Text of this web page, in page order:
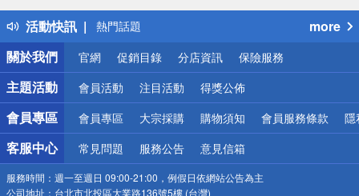
活動快訊
得獎公告
熱門話題
銀行優惠
偏遠地區配送
詐騙網頁！請小心！
more
關於我們
官網 促銷目錄 分店資訊 保險服務
主題活動 會員活動 注目活動 得獎公佈
會員專區 會員專區 大宗採購 購物須知 會員服務條款 隱
客服中心 常見問題 服務公告 意見信箱
服務時間： 週一至週日 09:00-21:00，例假日依網站公告為主
公司地址： 台北市北投區大業路136號5樓 (台灣)